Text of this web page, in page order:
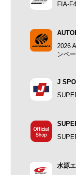
FIA-
2026
ンペ
J
水源